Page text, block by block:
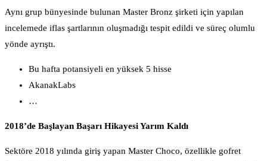
Aynı grup bünyesinde bulunan Master Bronz şirketi için yapılan
incelemede iflas şartlarının oluşmadığı tespit edildi ve süreç olumlu
yönde ayrıştı.
Bu hafta potansiyeli en yüksek 5 hisse
AkanakLabs
…
2018’de Başlayan Başarı Hikayesi Yarım Kaldı
Sektöre 2018 yılında giriş yapan Master Choco, özellikle gofret